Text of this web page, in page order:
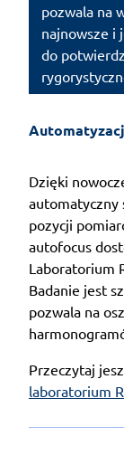
pozwala na
najnowsze i
do
Dzięki
automatyczny
pozycji
autofocus
Laboratorium
Badanie jest
pozwala na
Przeczytaj
laboratorium